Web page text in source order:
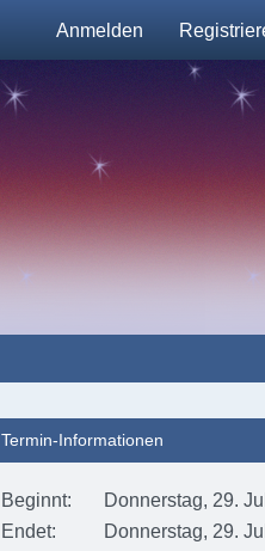
Anmelden
Termin-Informationen
Beginnt
Donnerstag, 29.
Endet
Donnerstag, 29.